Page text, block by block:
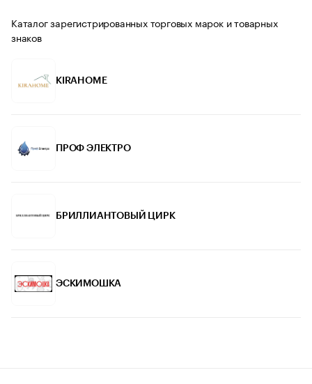
Каталог зарегистрированных торговых марок и товарных
знаков
KIRAHOME
ПРОФ ЭЛЕКТРО
БРИЛЛИАНТОВЫЙ ЦИРК
ЭСКИМОШКА